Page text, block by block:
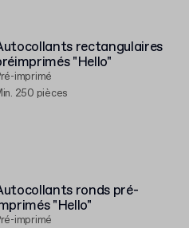
rectangulaires
"Hello"
imprimé
250 pièces
ronds pré-
"Hello"
imprimé